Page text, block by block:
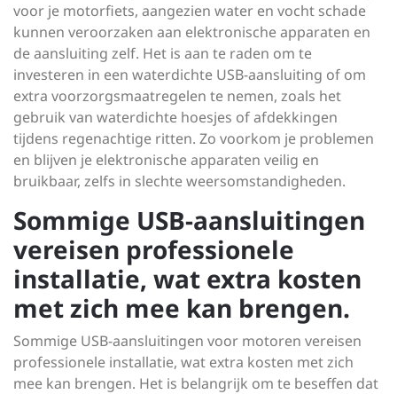
voor je motorfiets, aangezien water en vocht schade
kunnen veroorzaken aan elektronische apparaten en
de aansluiting zelf. Het is aan te raden om te
investeren in een waterdichte USB-aansluiting of om
extra voorzorgsmaatregelen te nemen, zoals het
gebruik van waterdichte hoesjes of afdekkingen
tijdens regenachtige ritten. Zo voorkom je problemen
en blijven je elektronische apparaten veilig en
bruikbaar, zelfs in slechte weersomstandigheden.
Sommige USB-aansluitingen
vereisen professionele
installatie, wat extra kosten
met zich mee kan brengen.
Sommige USB-aansluitingen voor motoren vereisen
professionele installatie, wat extra kosten met zich
mee kan brengen. Het is belangrijk om te beseffen dat